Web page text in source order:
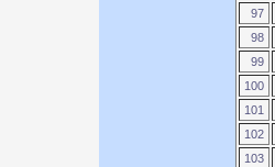
97
98
99
100
101
102
103